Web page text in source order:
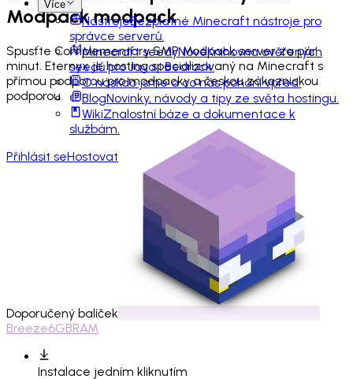
Více
NástrojeBezplatné Minecraft nástroje pro
správce serverů.
Minecraft seedyNovéKnihovna ověřených
seedů pro Java i Bedrock.
O násKdo jsme a co nás pohání vpřed.
BlogNovinky, návody a tipy ze světa hostingu.
WikiZnalostní báze a dokumentace k
službám.
Přihlásit seHostovat
Modpackmodpack
Spusťte Complementary SMP Modpack server za pár
minut. Eternyx je hosting specializovaný na Minecraft s
přímou podporou pro modpacky a českou zákaznickou
podporou.
Doporučený balíček
Breeze6GBRAM
Instalace jedním kliknutím